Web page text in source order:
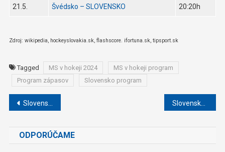
21.5. Švédsko – SLOVENSKO 20:20h
Zdroj: wikipedia, hockeyslovakia.sk, flashscore. ifortuna.sk, tipsport.sk
Tagged MS v hokeji 2024
MS v hokeji program
Program zápasov
Slovensko program
Navigácia
článku
Slovensko – Poľsko na MS v hokeji 2024: Naši hokejisti vyhrali 4:0!
ODPORÚČAME